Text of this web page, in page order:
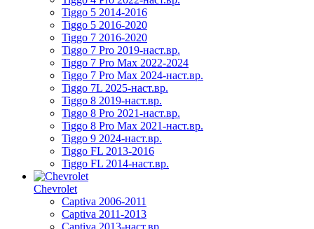
Tiggo 5 2014-2016
Tiggo 5 2016-2020
Tiggo 7 2016-2020
Tiggo 7 Pro 2019-наст.вр.
Tiggo 7 Pro Max 2022-2024
Tiggo 7 Pro Max 2024-наст.вр.
Tiggo 7L 2025-наст.вр.
Tiggo 8 2019-наст.вр.
Tiggo 8 Pro 2021-наст.вр.
Tiggo 8 Pro Max 2021-наст.вр.
Tiggo 9 2024-наст.вр.
Tiggo FL 2013-2016
Tiggo FL 2014-наст.вр.
Chevrolet
Captiva 2006-2011
Captiva 2011-2013
Captiva 2013-наст.вр.